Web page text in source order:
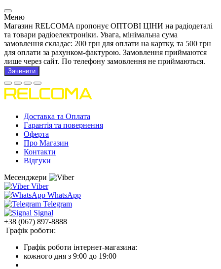
Меню
Магазин RELCOMA пропонує ОПТОВІ ЦІНИ на радіодеталі
та товари радіоелектроніки. Увага, мінімальна сума
замовлення складає: 200 грн для оплати на картку, та 500 грн
для оплати за рахунком-фактурою. Замовлення приймаются
лише через сайт. По телефону замовлення не приймаються.
Зачинити
Доставка та Оплата
Гарантія та повернення
Оферта
Про Магазин
Контакти
Відгуки
Месенджери
Viber
WhatsApp
Telegram
Signal
+38 (067) 897-8888
Графік роботи:
Графік роботи інтернет-магазина:
кожного дня з 9:00 до 19:00